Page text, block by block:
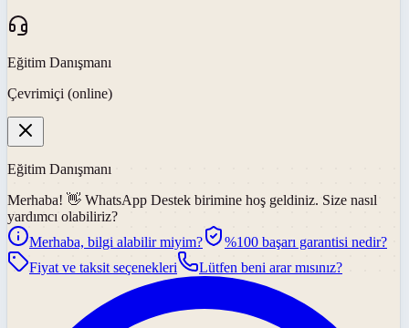
Eğitim Danışmanı
Çevrimiçi (online)
Eğitim Danışmanı
Merhaba! 👋 WhatsApp Destek birimine hoş geldiniz. Size nasıl
yardımcı olabiliriz?
Merhaba, bilgi alabilir miyim?
%100 başarı garantisi nedir?
Fiyat ve taksit seçenekleri
Lütfen beni arar mısınız?